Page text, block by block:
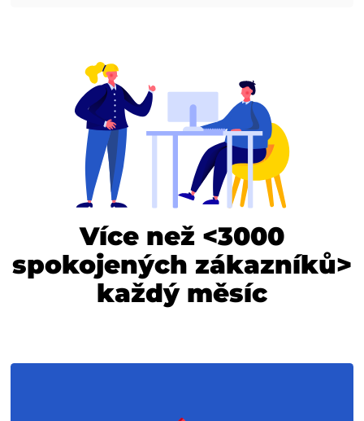
Více než <3000
spokojených zákazníků>
každý měsíc